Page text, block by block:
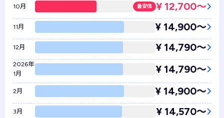
10月 最安値 ¥ 12,700〜
11月 ¥ 14,900〜
12月 ¥ 14,790〜
2026年
1月
¥ 14,790〜
2月 ¥ 14,900〜
3月 ¥ 14,570〜